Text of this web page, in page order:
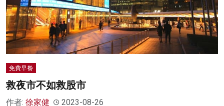
免費早餐
救夜市不如救股市
作者: 徐家健 2023-08-26